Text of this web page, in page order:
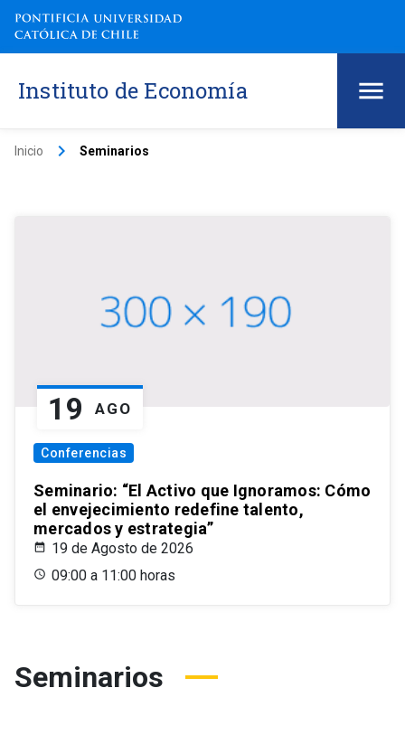
Instituto de Economía
Inicio keyboard_arrow_right Seminarios
19 AGO
Conferencias
Seminario: “El Activo que Ignoramos: Cómo
el envejecimiento redefine talento,
mercados y estrategia”
19 de Agosto de 2026
09:00 a 11:00 horas
Seminarios